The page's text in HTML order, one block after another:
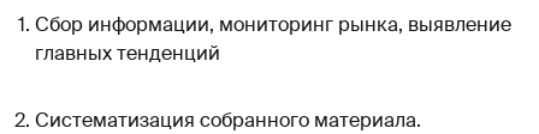
Сбор информации, мониторинг рынка, выявление
главных тенденций
Систематизация собранного материала.